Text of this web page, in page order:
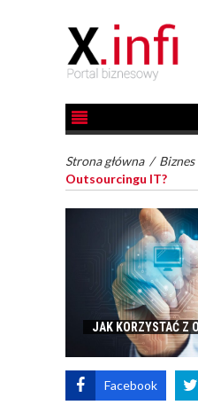
Strona główna / Biznes
Outsourcingu IT?
JAK KORZYSTAĆ Z
Facebook